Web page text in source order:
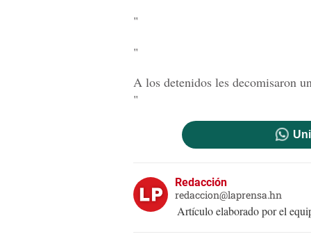
"
"
A los detenidos les decomisaron
"
Redacción
redaccion@laprensa.hn
Artículo elaborado por el